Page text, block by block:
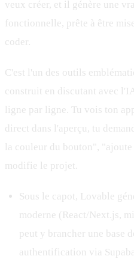
veux créer, et il génère une
fonctionnelle, prête à être
coder.
C'est l'un des outils
construit en discutant avec
ligne par ligne. Tu vois ton
direct dans l'aperçu, tu
la couleur du bouton",
modifie le projet.
Sous le capot, Lovable
moderne (React/Next.js,
peut y brancher une base
authentification via